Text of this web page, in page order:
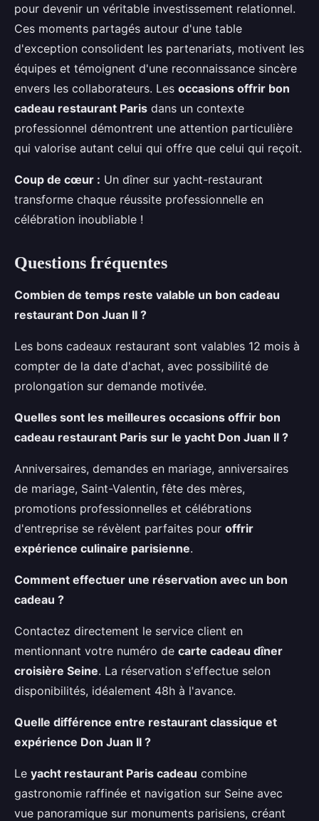
pour devenir un véritable investissement relationnel.
Ces moments partagés autour d'une table
d'exception consolident les partenariats, motivent les
équipes et témoignent d'une reconnaissance sincère
envers les collaborateurs. Les occasions offrir bon
cadeau restaurant Paris dans un contexte
professionnel démontrent une attention particulière
qui valorise autant celui qui offre que celui qui reçoit.
Coup de cœur : Un dîner sur yacht-restaurant
transforme chaque réussite professionnelle en
célébration inoubliable !
Questions fréquentes
Combien de temps reste valable un bon cadeau
restaurant Don Juan II ?
Les bons cadeaux restaurant sont valables 12 mois à
compter de la date d'achat, avec possibilité de
prolongation sur demande motivée.
Quelles sont les meilleures occasions offrir bon
cadeau restaurant Paris sur le yacht Don Juan II ?
Anniversaires, demandes en mariage, anniversaires
de mariage, Saint-Valentin, fête des mères,
promotions professionnelles et célébrations
d'entreprise se révèlent parfaites pour offrir
expérience culinaire parisienne.
Comment effectuer une réservation avec un bon
cadeau ?
Contactez directement le service client en
mentionnant votre numéro de carte cadeau dîner
croisière Seine. La réservation s'effectue selon
disponibilités, idéalement 48h à l'avance.
Quelle différence entre restaurant classique et
expérience Don Juan II ?
Le yacht restaurant Paris cadeau combine
gastronomie raffinée et navigation sur Seine avec
vue panoramique sur monuments parisiens, créant